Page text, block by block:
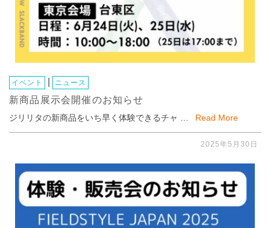
イベント ニュース
新商品展示会開催のお知らせ
ジリリタの新商品をいち早く体験できるチャ … Read More
2025年5月30日